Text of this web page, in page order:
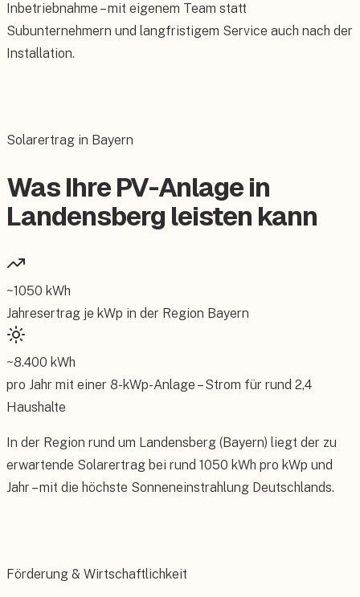
Inbetriebnahme – mit eigenem Team statt
Subunternehmern und langfristigem Service auch nach der
Installation.
Solarertrag in Bayern
Was Ihre PV-Anlage in
Landensberg leisten kann
~1050 kWh
Jahresertrag je kWp in der Region Bayern
~8.400 kWh
pro Jahr mit einer 8-kWp-Anlage – Strom für rund 2,4
Haushalte
In der Region rund um Landensberg (Bayern) liegt der zu
erwartende Solarertrag bei rund 1050 kWh pro kWp und
Jahr – mit die höchste Sonneneinstrahlung Deutschlands.
Förderung & Wirtschaftlichkeit